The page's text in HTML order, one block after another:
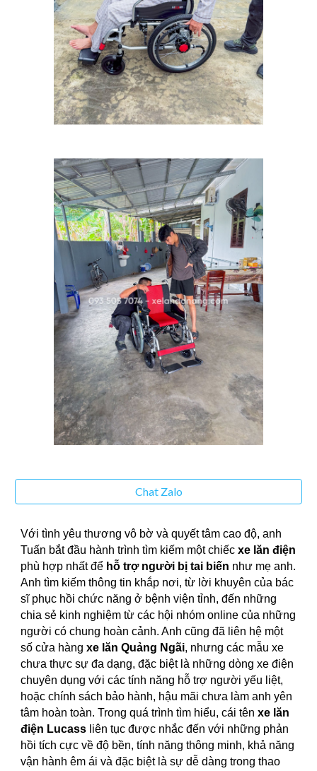
Chat Zalo
Với tình yêu thương vô bờ và quyết tâm cao độ, anh
Tuấn bắt đầu hành trình tìm kiếm một chiếcxe lăn điện
phù hợp nhất để hỗ trợ người bị tai biến như mẹ anh.
Anh tìm kiếm thông tin khắp nơi, từ lời khuyên của bác
sĩ phục hồi chức năng ở bệnh viện tỉnh, đến những
chia sẻ kinh nghiệm từ các hội nhóm online của những
người có chung hoàn cảnh. Anh cũng đã liên hệ một
số cửa hàngxe lăn Quảng Ngãi, nhưng các mẫu xe
chưa thực sự đa dạng, đặc biệt là những dòng xe điện
chuyên dụng với các tính năng hỗ trợ người yếu liệt,
hoặc chính sách bảo hành, hậu mãi chưa làm anh yên
tâm hoàn toàn. Trong quá trình tìm hiểu, cái tênxe lăn
điện Lucass liên tục được nhắc đến với những phản
hồi tích cực về độ bền, tính năng thông minh, khả năng
vận hành êm ái và đặc biệt là sự dễ dàng trong thao